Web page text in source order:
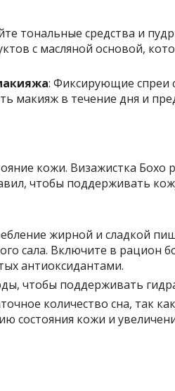
тональные средства и
с масляной основой,
: Фиксирующие
макияж в течение дня и
кожи. Визажистка Бохо
чтобы поддерживать
жирной и сладкой
сала. Включите в рацион
антиоксидантами.
чтобы поддерживать
количество сна, так
состояния кожи и